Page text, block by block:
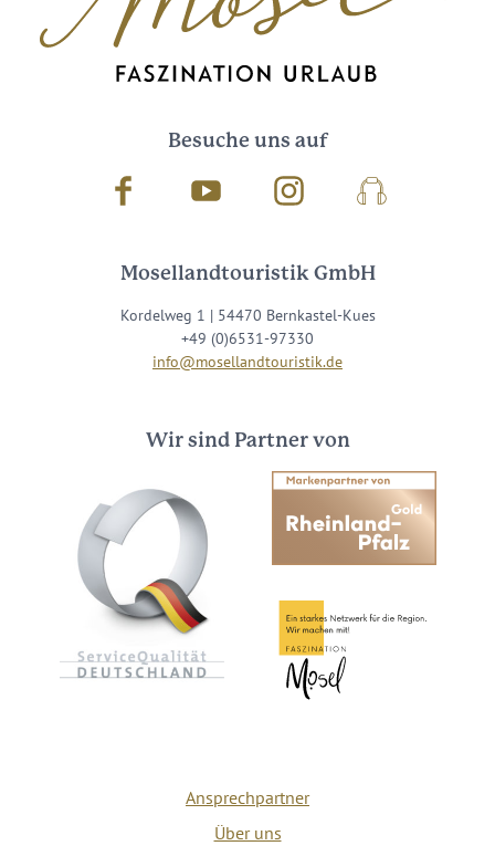
Besuche uns auf
Facebook Youtube InstagramPodcast
Mosellandtouristik GmbH
Kordelweg 1 | 54470 Bernkastel-Kues
+49 (0)6531-97330
info@mosellandtouristik.de
Wir sind Partner von
Ansprechpartner
Über uns